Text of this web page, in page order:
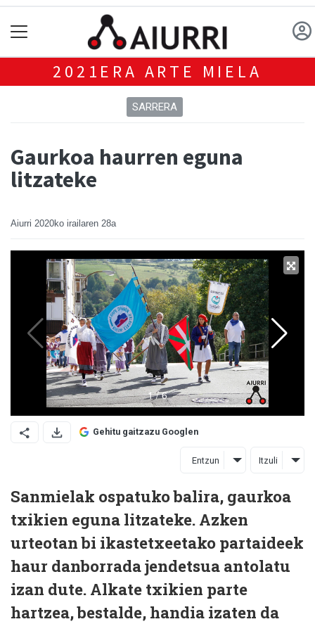
2021ERA ARTE MIELA
SARRERA
Gaurkoa haurren eguna
litzateke
Aiurri 2020ko irailaren 28a
Gehitu gaitzazu Googlen
Entzun Itzuli
Sanmielak ospatuko balira, gaurkoa
txikien eguna litzateke. Azken
urteotan bi ikastetxeetako partaideek
haur danborrada jendetsua antolatu
izan dute. Alkate txikien parte
hartzea, bestalde, handia izaten da